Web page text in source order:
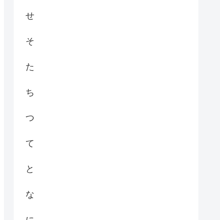
せ
そ
た
ち
つ
て
と
な